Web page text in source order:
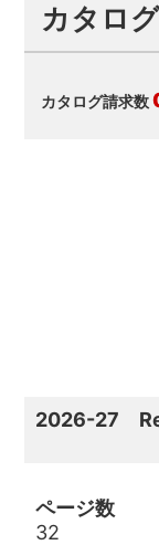
カタロ
カタログ請求数
2026-27
ページ数
32